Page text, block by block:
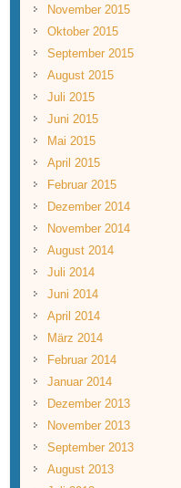
November 2015
Oktober 2015
September 2015
August 2015
Juli 2015
Juni 2015
Mai 2015
April 2015
Februar 2015
Dezember 2014
November 2014
August 2014
Juli 2014
Juni 2014
April 2014
März 2014
Februar 2014
Januar 2014
Dezember 2013
November 2013
September 2013
August 2013